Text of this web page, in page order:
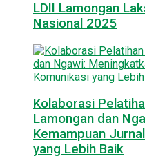
LDII Lamongan
Nasional 2025
Kolaborasi
Lamongan dan
Kemampuan
yang Lebih Baik